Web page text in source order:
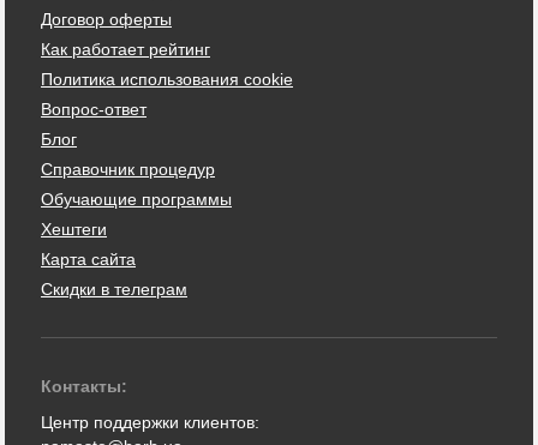
Договор оферты
Как работает рейтинг
Политика использования cookie
Вопрос-ответ
Блог
Справочник процедур
Обучающие программы
Хештеги
Карта сайта
Скидки в телеграм
Контакты:
Центр поддержки клиентов: